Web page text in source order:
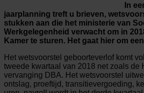
In
jaarplanning treft u brieven,
stukken aan die het ministerie van
Werkgelegenheid verwacht om in
Kamer te sturen. Het gaat hier om
Het wetsvoorstel geboorteverlof komt
tweede kwartaal van 2018 net zoals de
vervanging DBA. Het wetsvoorstel
ontslag, proeftijd, transitievergoeding,